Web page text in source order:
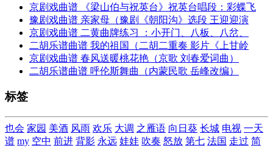
京剧戏曲谱 《梁山伯与祝英台》祝英台唱段：彩蝶飞
豫剧戏曲谱 亲家母（豫剧《朝阳沟》选段 王迎迎演
京剧戏曲谱 二黄曲牌练习 ：小开门、八板、八岔、
二胡乐谱曲谱 我的祖国（二胡二重奏 影片《上甘岭
京剧戏曲谱 春风送暖桃花艳（京歌 刘春爱词曲）
二胡乐谱曲谱 呼伦斯舞曲（内蒙民歌 岳峰改编）
标签
也会 家园 美酒 风雨 欢乐 大调 之雁语 向日葵 长城 电视 一天
谱 my 空中 前进 背影 永远 娃娃 吹奏 怒放 第七 法国 走过 简